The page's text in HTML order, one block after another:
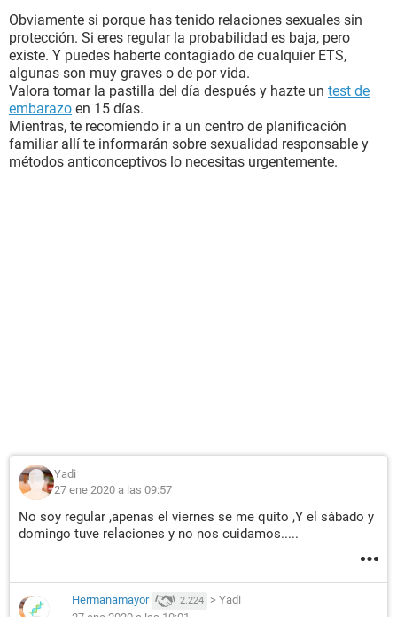
Obviamente si porque has tenido relaciones sexuales sin
protección. Si eres regular la probabilidad es baja, pero
existe. Y puedes haberte contagiado de cualquier ETS,
algunas son muy graves o de por vida.
Valora tomar la pastilla del día después y hazte un test de
embarazo en 15 días.
Mientras, te recomiendo ir a un centro de planificación
familiar allí te informarán sobre sexualidad responsable y
métodos anticonceptivos lo necesitas urgentemente.
Yadi
27 ene 2020 a las 09:57
No soy regular ,apenas el viernes se me quito ,Y el sábado y
domingo tuve relaciones y no nos cuidamos.....
Hermanamayor 2.224 > Yadi